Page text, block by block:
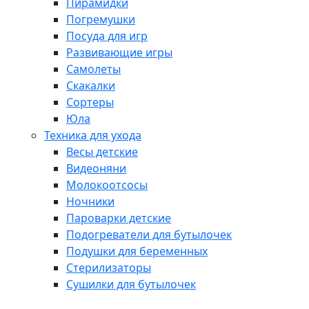
Погремушки
Посуда для игр
Развивающие игры
Самолеты
Скакалки
Сортеры
Юла
Техника для ухода
Весы детские
Видеоняни
Молокоотсосы
Ночники
Пароварки детские
Подогреватели для бутылочек
Подушки для беременных
Стерилизаторы
Сушилки для бутылочек